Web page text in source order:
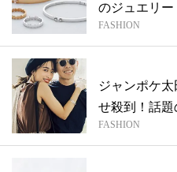
のジュエリー
FASHION
ジャンポケ
せ殺到！話題
ス...
FASHION